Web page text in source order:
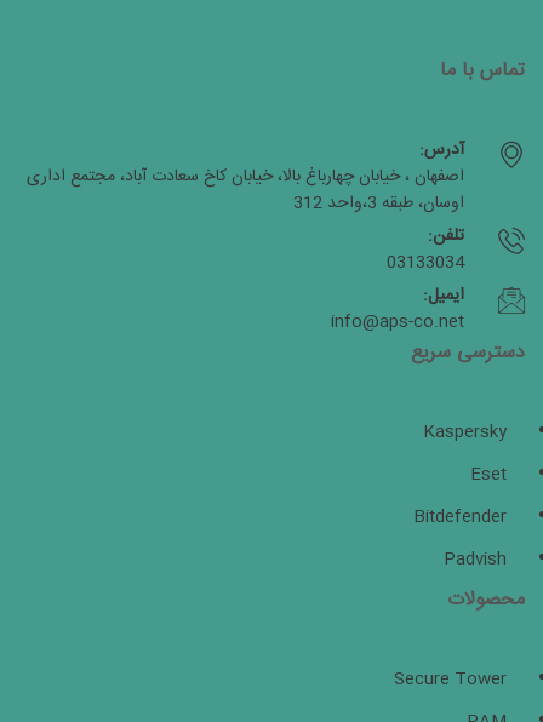
تماس با ما
آدرس:
اصفهان ، خیابان چهارباغ بالا، خیابان کاخ سعادت آباد، مجتمع اداری
اوسان، طبقه 3،واحد 312
تلفن:
03133034
ایمیل:
info@aps-co.net
دسترسی سریع
Kaspersky
Eset
Bitdefender
Padvish
محصولات
Secure Tower